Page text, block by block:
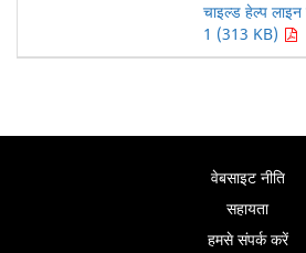
चाइल्ड हेल्प
1 (313 KB)
वेबसाइट नीति
सहायता
हमसे संपर्क करें